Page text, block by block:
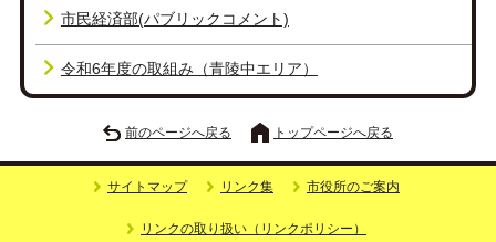
市民経済部(パブリックコメント)
令和6年度の取組み（青陵中エリア）
前のページへ戻る トップページへ戻る
サイトマップ リンク集 市役所のご案内
リンクの取り扱い（リンクポリシー）